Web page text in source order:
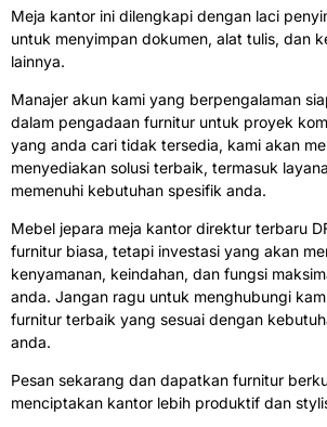
Meja kantor ini dilengkapi dengan laci
untuk menyimpan dokumen, alat tulis, dan
lainnya.
Manajer akun kami yang berpengalaman
dalam pengadaan furnitur untuk proyek
yang anda cari tidak tersedia, kami akan
menyediakan solusi terbaik, termasuk
memenuhi kebutuhan spesifik anda.
Mebel jepara meja kantor direktur terbaru
furnitur biasa, tetapi investasi yang akan
kenyamanan, keindahan, dan fungsi
anda. Jangan ragu untuk menghubungi
furnitur terbaik yang sesuai dengan
anda.
Pesan sekarang dan dapatkan furnitur
menciptakan kantor lebih produktif dan